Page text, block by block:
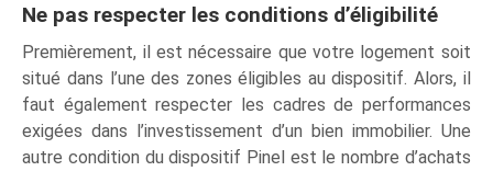
Ne pas respecter les conditions d’éligibilité
Premièrement, il est nécessaire que votre logement soit
situé dans l’une des zones éligibles au dispositif. Alors, il
faut également respecter les cadres de performances
exigées dans l’investissement d’un bien immobilier. Une
autre condition du dispositif Pinel est le nombre d’achats